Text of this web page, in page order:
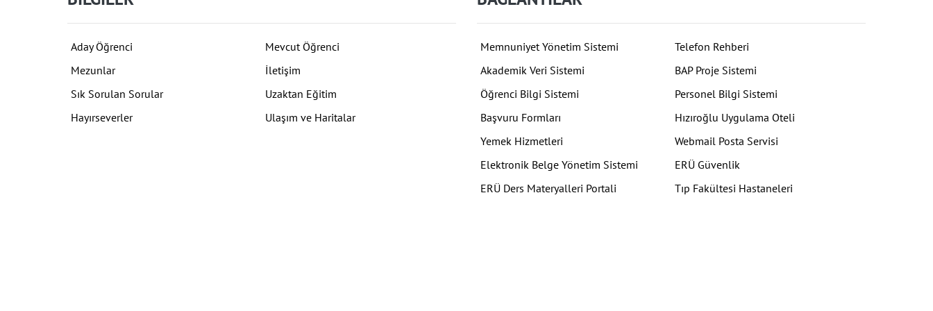
Aday Öğrenci
Mevcut Öğrenci
Mezunlar
İletişim
Sık Sorulan Sorular
Uzaktan Eğitim
Hayırseverler
Ulaşım ve Haritalar
Memnuniyet Yönetim Sistemi
Telefon Rehberi
Akademik Veri Sistemi
BAP Proje Sistemi
Öğrenci Bilgi Sistemi
Personel Bilgi Sistemi
Başvuru Formları
Hızıroğlu Uygulama Oteli
Yemek Hizmetleri
Webmail Posta Servisi
Elektronik Belge Yönetim Sistemi
ERÜ Güvenlik
ERÜ Ders Materyalleri Portali
Tıp Fakültesi Hastaneleri